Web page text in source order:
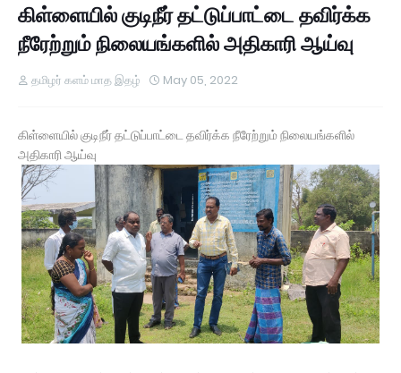
கிள்ளையில் குடிநீர் தட்டுப்பாட்டை தவிர்க்க
நீரேற்றும் நிலையங்களில் அதிகாரி ஆய்வு
தமிழர் களம் மாத இதழ் May 05, 2022
கிள்ளையில் குடிநீர் தட்டுப்பாட்டை தவிர்க்க நீரேற்றும் நிலையங்களில்
அதிகாரி ஆய்வு